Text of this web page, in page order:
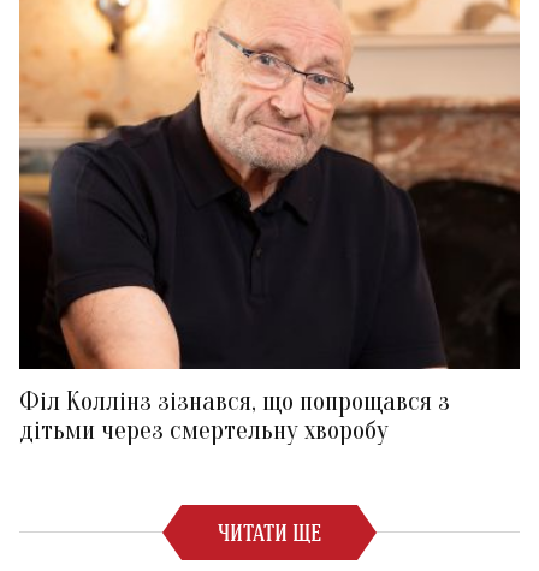
Філ Коллінз зізнався, що попрощався з
дітьми через смертельну хворобу
ЧИТАТИ ЩЕ